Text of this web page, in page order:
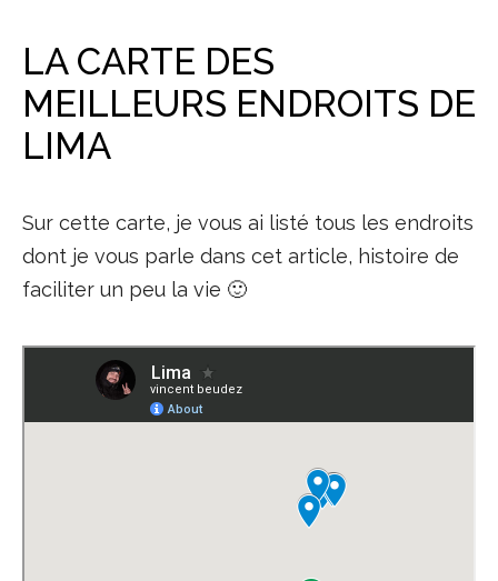
LA CARTE DES
MEILLEURS ENDROITS DE
LIMA
Sur cette carte, je vous ai listé tous les endroits
dont je vous parle dans cet article, histoire de
faciliter un peu la vie 🙂